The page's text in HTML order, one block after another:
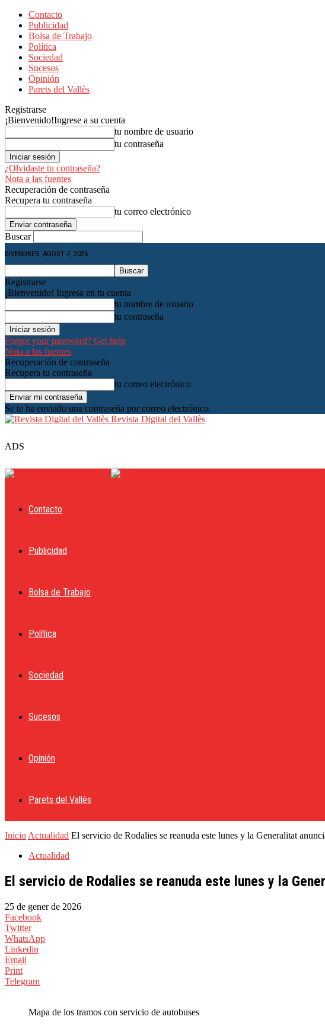
Contacto
Publicidad
Bolsa de Trabajo
Política
Sociedad
Sucesos
Opinión
Parets del Vallès
Registrarse
¡Bienvenido!Ingrese a su cuenta
tu nombre de usuario
tu contraseña
¿Olvidaste tu contraseña?
Nota a las fuentes
Recuperación de contraseña
Recupera tu contraseña
tu correo electrónico
Buscar
DIVENDRES, AGOST 7, 2026
Registrarse
¡Bienvenido! Ingresa en tu cuenta
tu nombre de usuario
tu contraseña
Forgot your password? Get help
Nota a las fuentes
Recuperación de contraseña
Recupera tu contraseña
tu correo electrónico
Se te ha enviado una contraseña por correo electrónico.
Revista Digital del Vallès
ADS
Contacto
Publicidad
Bolsa de Trabajo
Política
Sociedad
Sucesos
Opinión
Parets del Vallès
Inicio Actualidad El servicio de Rodalies se reanuda este lunes y la Generalitat
Actualidad
El servicio de Rodalies se reanuda este lunes y la
25 de gener de 2026
Facebook
Twitter
WhatsApp
Linkedin
Email
Print
Telegram
Mapa de los tramos con servicio de autobuses